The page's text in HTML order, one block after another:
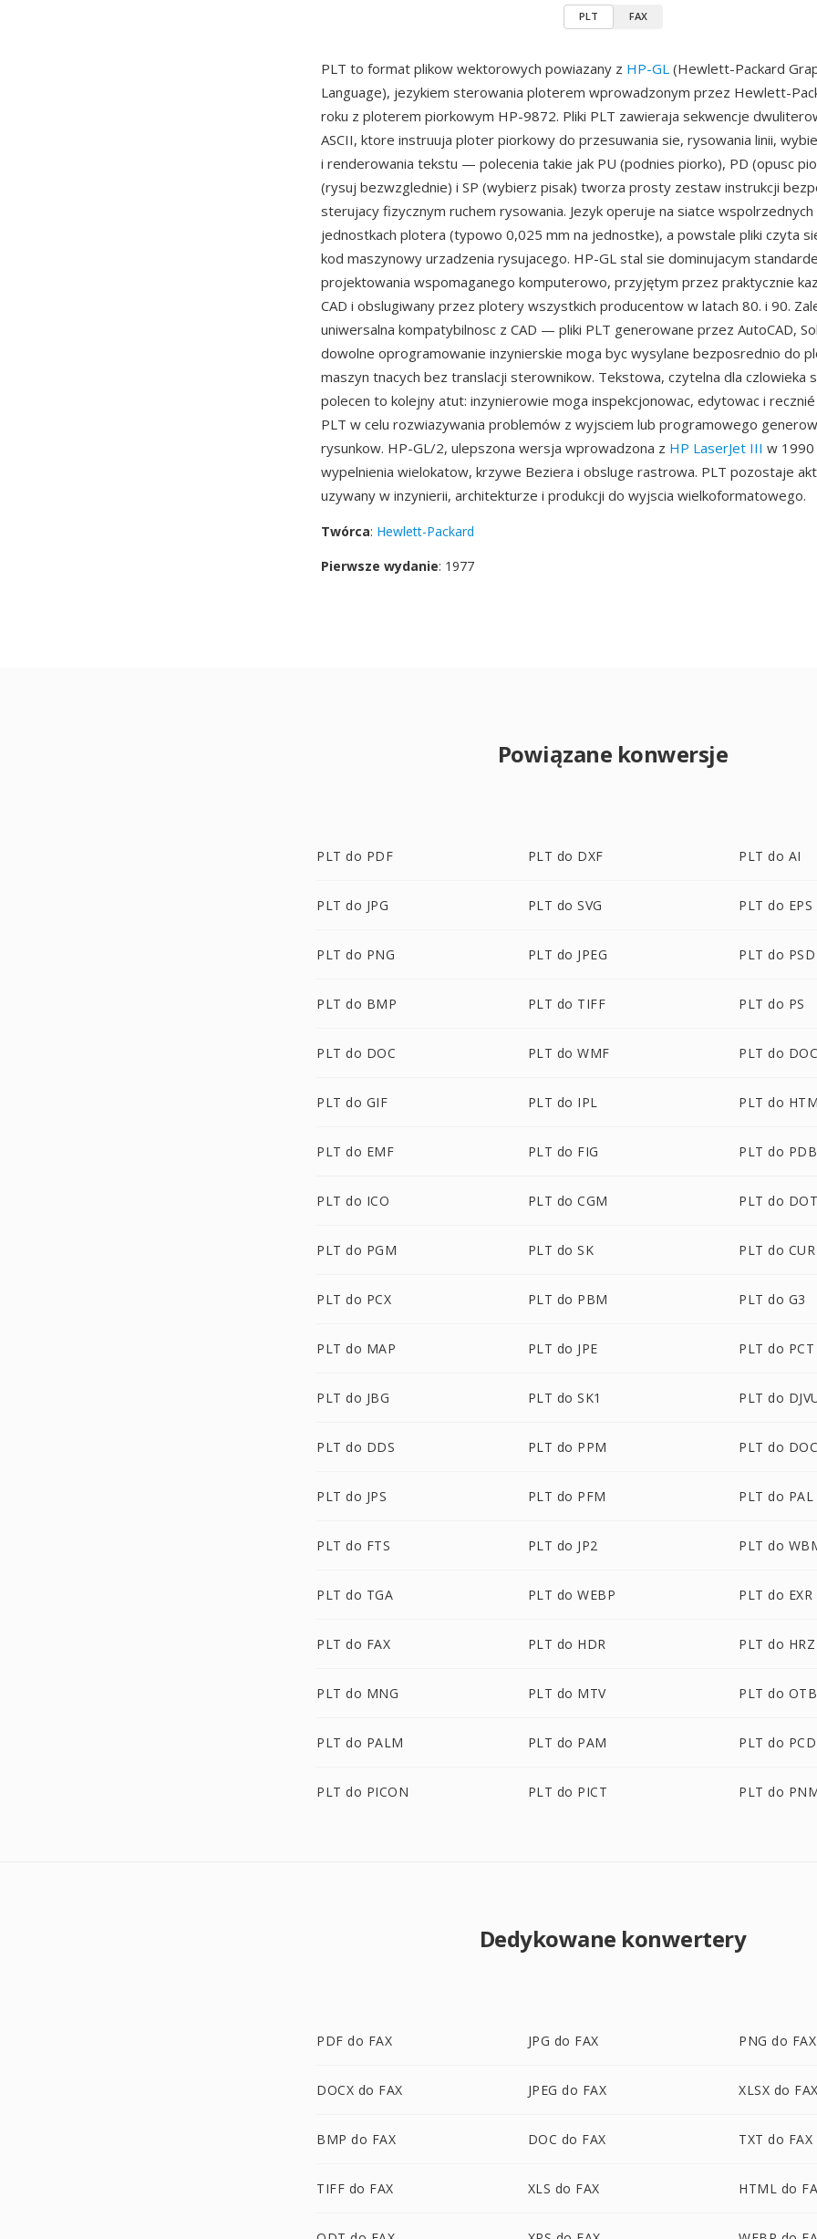
PLT FAX
PLT to format plikow wektorowych powiazany z HP-GL (Hewlett-Packard
Language), jezykiem sterowania ploterem wprowadzonym przez Hewlett-
roku z ploterem piorkowym HP-9872. Pliki PLT zawieraja sekwencje
ASCII, ktore instruuja ploter piorkowy do przesuwania sie, rysowania linii,
i renderowania tekstu — polecenia takie jak PU (podnies piorko), PD (opusc
(rysuj bezwzglednie) i SP (wybierz pisak) tworza prosty zestaw instrukcji
sterujacy fizycznym ruchem rysowania. Jezyk operuje na siatce
jednostkach plotera (typowo 0,025 mm na jednostke), a powstale pliki czyta
kod maszynowy urzadzenia rysujacego. HP-GL stal sie dominujacym
projektowania wspomaganego komputerowo, przyjętym przez praktycznie
CAD i obslugiwany przez plotery wszystkich producentow w latach 80. i 90.
uniwersalna kompatybilnosc z CAD — pliki PLT generowane przez AutoCAD,
dowolne oprogramowanie inzynierskie moga byc wysylane bezposrednio do
maszyn tnacych bez translacji sterownikow. Tekstowa, czytelna dla czlowieka
polecen to kolejny atut: inzynierowie moga inspekcjonowac, edytowac i recznié
PLT w celu rozwiazywania problemów z wyjsciem lub programowego
rysunkow. HP-GL/2, ulepszona wersja wprowadzona z HP LaserJet III w 1990
wypelnienia wielokatow, krzywe Beziera i obsluge rastrowa. PLT pozostaje
uzywany w inzynierii, architekturze i produkcji do wyjscia wielkoformatowego.
Twórca: Hewlett-Packard
Pierwsze wydanie: 1977
Powiązane konwersje
PLT do PDF PLT do DXF PLT do AI
PLT do JPG PLT do SVG PLT do EPS
PLT do PNG PLT do JPEG PLT do PSD
PLT do BMP PLT do TIFF PLT do PS
PLT do DOC PLT do WMF PLT do
PLT do GIF PLT do IPL PLT do
PLT do EMF PLT do FIG PLT do PDB
PLT do ICO PLT do CGM PLT do DOT
PLT do PGM PLT do SK PLT do CUR
PLT do PCX PLT do PBM PLT do G3
PLT do MAP PLT do JPE PLT do PCT
PLT do JBG PLT do SK1 PLT do
PLT do DDS PLT do PPM PLT do
PLT do JPS PLT do PFM PLT do PAL
PLT do FTS PLT do JP2 PLT do
PLT do TGA PLT do WEBP PLT do EXR
PLT do FAX PLT do HDR PLT do HRZ
PLT do MNG PLT do MTV PLT do OTB
PLT do PALM PLT do PAM PLT do PCD
PLT do PICON PLT do PICT PLT do
Dedykowane konwertery
PDF do FAX JPG do FAX PNG do FAX
DOCX do FAX JPEG do FAX XLSX do FAX
BMP do FAX DOC do FAX TXT do FAX
TIFF do FAX XLS do FAX HTML do